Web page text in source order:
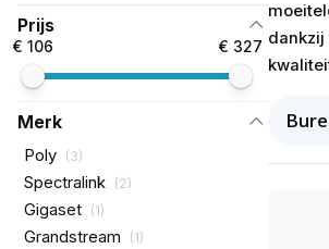
Prijs
€ 106 € 327
Merk
Poly (3)
Spectralink (2)
Gigaset (1)
Grandstream (1)